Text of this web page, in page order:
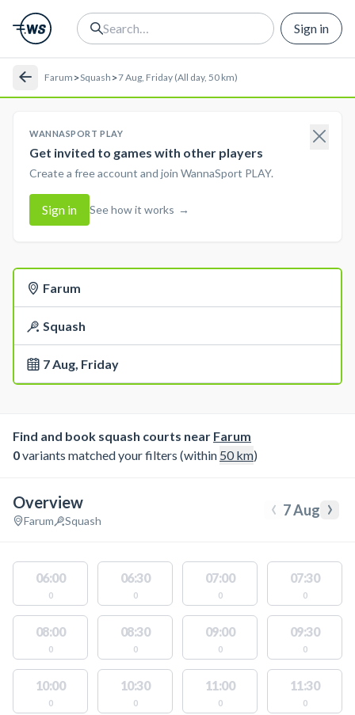
Sign in
Farum >Squash >7 Aug, Friday (All day, 50 km)
WANNASPORT PLAY
Get invited to games with other players
Create a free account and join WannaSport PLAY.
Sign in See how it works →
Farum
Squash
7 Aug, Friday
Find and book squash courts near Farum
0variants matched your filters (within 50km)
Overview
Farum Squash ‹ 7 Aug ›
06:00
0
06:30
0
07:00
0
07:30
0
08:00
0
08:30
0
09:00
0
09:30
0
10:00
0
10:30
0
11:00
0
11:30
0